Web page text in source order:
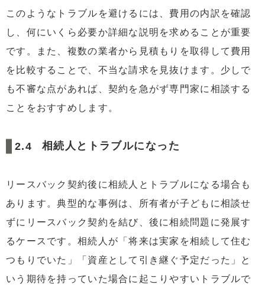
このようなトラブルを避けるには、費用の内訳を確認
し、何にいくら必要か詳細な説明を求めることが重要
です。また、複数の業者から見積もりを取得して費用
を比較することで、不当な請求を見抜けます。少しで
も不審な点があれば、契約を急がず専門家に相談する
ことをおすすめします。
相続人とトラブルになった
リースバック契約後に相続人とトラブルになる場合も
あります。典型的な事例は、所有者が子どもに相談せ
ずにリースバック契約を結び、後に相続問題に発展す
るケースです。相続人が「将来は実家を相続して住む
つもりでいた」「資産として引き継ぐ予定だった」と
いう期待を持っていた場合に起こりやすいトラブルで